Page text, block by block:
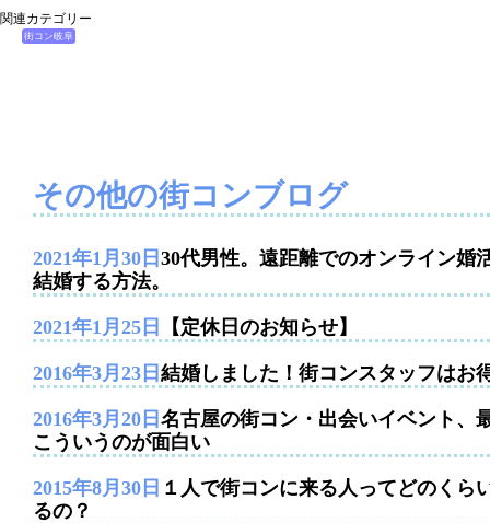
関連カテゴリー
街コン岐阜
その他の街コンブログ
2021年1月30日 30代男性。遠距離でのオンライン婚
結婚する方法。
2021年1月25日 【定休日のお知らせ】
2016年3月23日 結婚しました！街コンスタッフはお
2016年3月20日 名古屋の街コン・出会いイベント、
こういうのが面白い
2015年8月30日 １人で街コンに来る人ってどのくら
るの？